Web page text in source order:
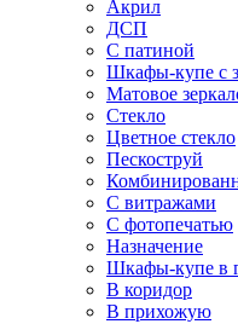
Акрил
ДСП
С патиной
Шкафы-купе с
Матовое
Стекло
Цветное стекло
Пескоструй
С витражами
С фотопечатью
Назначение
Шкафы-купе в
В коридор
В прихожую